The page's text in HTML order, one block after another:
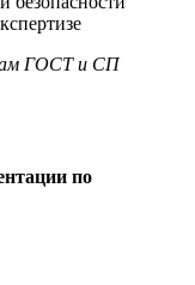
ГОСТ и СП
по